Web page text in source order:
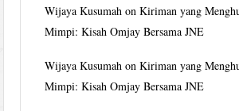
Wijaya Kusumah onKiriman yang
Mimpi: Kisah Omjay Bersama JNE
Wijaya Kusumah onKiriman yang
Mimpi: Kisah Omjay Bersama JNE